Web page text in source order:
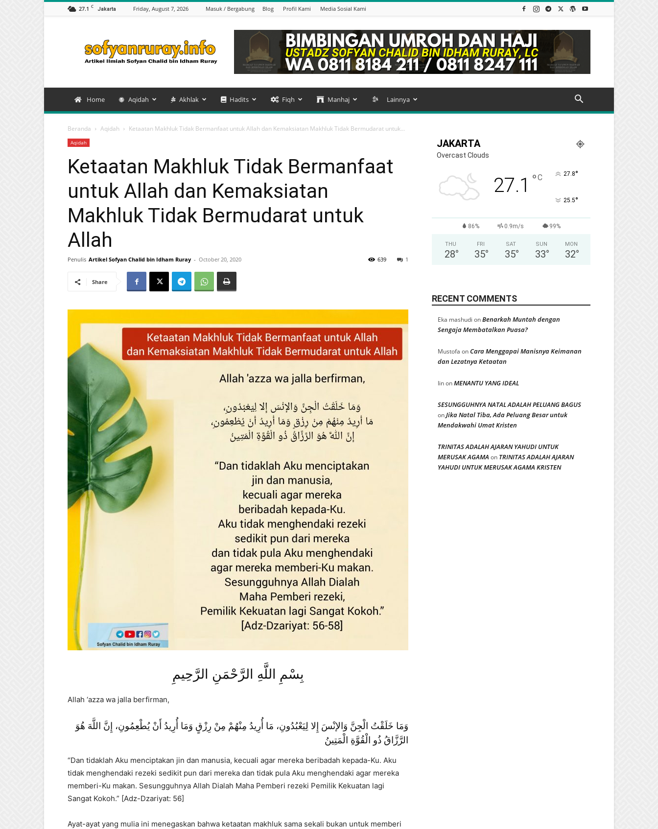
27.1 C Jakarta Friday, August 7, 2026 Masuk / Bergabung Blog Profil Kami Media Sosial Kami
Sofyan
Chalid
bin
Ruray
Home Aqidah Akhlak Hadits Fiqh Manhaj Lainnya
Beranda Aqidah Ketaatan Makhluk Tidak Bermanfaat untuk Allah dan Kemaksiatan Makhluk Tidak Bermudarat untuk...
Aqidah
Ketaatan Makhluk Tidak Bermanfaat
untuk Allah dan Kemaksiatan
Makhluk Tidak Bermudarat untuk
Allah
Penulis Artikel Sofyan Chalid bin Idham Ruray - October 20, 2020 1
639
Share
بِسْمِ اللَّهِ الرَّحْمَنِ الرَّحِيمِ
Allah ‘azza wa jalla berfirman,
وَمَا خَلَقْتُ الْجِنَّ وَالإنْسَ إِلا لِيَعْبُدُونِ، مَا أُرِيدُ مِنْهُمْ مِنْ رِزْقٍ وَمَا أُرِيدُ أَنْ يُطْعِمُونِ، إِنَّ اللَّهَ هُوَ
الرَّزَّاقُ ذُو الْقُوَّةِ الْمَتِينُ
“Dan tidaklah Aku menciptakan jin dan manusia, kecuali agar mereka beribadah kepada-Ku. Aku
tidak menghendaki rezeki sedikit pun dari mereka dan tidak pula Aku menghendaki agar mereka
memberi-Ku makan. Sesungguhnya Allah Dialah Maha Pemberi rezeki Pemilik Kekuatan lagi
Sangat Kokoh.” [Adz-Dzariyat: 56]
Ayat-ayat yang mulia ini menegaskan bahwa ketaatan makhluk sama sekali bukan untuk memberi
JAKARTA
Overcast Clouds
27.1 °C 27.8°
25.5°
86% 0.9m/s 99%
THU
28°
FRI
35°
SAT
35°
SUN
33°
MON
32°
RECENT COMMENTS
Eka mashudi onBenarkah Muntah dengan
Sengaja Membatalkan Puasa?
Mustofa onCara Menggapai Manisnya Keimanan
dan Lezatnya Ketaatan
IinonMENANTU YANG IDEAL
SESUNGGUHNYA NATAL ADALAH PELUANG BAGUS
onJika Natal Tiba, Ada Peluang Besar untuk
Mendakwahi Umat Kristen
TRINITAS ADALAH AJARAN YAHUDI UNTUK
MERUSAK AGAMA on TRINITAS ADALAH AJARAN
YAHUDI UNTUK MERUSAK AGAMA KRISTEN